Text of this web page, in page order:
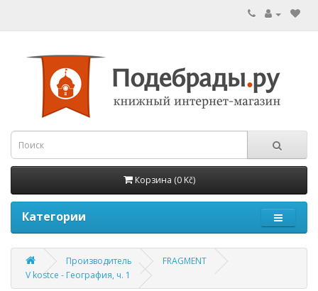
Корзина (0 Kč)
Категории
Производитель
FRAGMENT
V kostce - География, ч. 1